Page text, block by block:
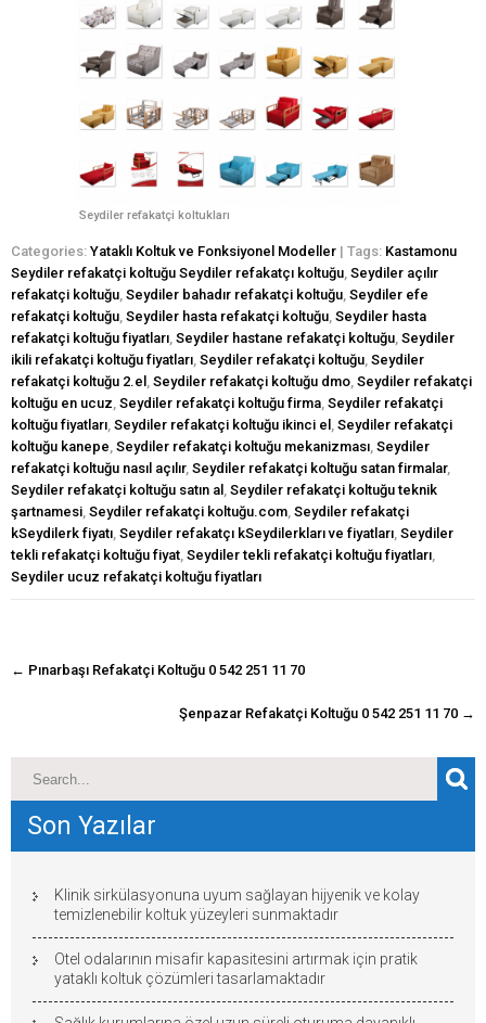
Seydiler refakatçi koltukları
Categories: Yataklı Koltuk ve Fonksiyonel Modeller | Tags: Kastamonu
Seydiler refakatçi koltuğu Seydiler refakatçı koltuğu, Seydiler açılır
refakatçi koltuğu, Seydiler bahadır refakatçi koltuğu, Seydiler efe
refakatçi koltuğu, Seydiler hasta refakatçi koltuğu, Seydiler hasta
refakatçi koltuğu fiyatları, Seydiler hastane refakatçi koltuğu, Seydiler
ikili refakatçi koltuğu fiyatları, Seydiler refakatçi koltuğu, Seydiler
refakatçi koltuğu 2.el , Seydiler refakatçi koltuğu dmo, Seydiler refakatçi
koltuğu en ucuz, Seydiler refakatçi koltuğu firma, Seydiler refakatçi
koltuğu fiyatları, Seydiler refakatçi koltuğu ikinci el , Seydiler refakatçi
koltuğu kanepe, Seydiler refakatçi koltuğu mekanizması, Seydiler
refakatçi koltuğu nasıl açılır, Seydiler refakatçi koltuğu satan firmalar,
Seydiler refakatçi koltuğu satın al , Seydiler refakatçi koltuğu teknik
şartnamesi, Seydiler refakatçi koltuğu.com, Seydiler refakatçi
kSeydilerk fiyatı, Seydiler refakatçı kSeydilerkları ve fiyatları, Seydiler
tekli refakatçi koltuğu fiyat, Seydiler tekli refakatçi koltuğu fiyatları,
Seydiler ucuz refakatçi koltuğu fiyatları
navigasyon
← Pınarbaşı Refakatçi Koltuğu 0 542 251 11 70
Şenpazar Refakatçi Koltuğu 0 542 251 11 70 →
Son Yazılar
Klinik sirkülasyonuna uyum sağlayan hijyenik ve kolay
temizlenebilir koltuk yüzeyleri sunmaktadır
Otel odalarının misafir kapasitesini artırmak için pratik
yataklı koltuk çözümleri tasarlamaktadır